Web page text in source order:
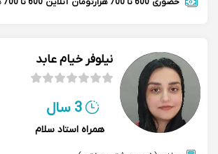
نیلوفر خیام عابد
3 سال
همراه استاد سلام